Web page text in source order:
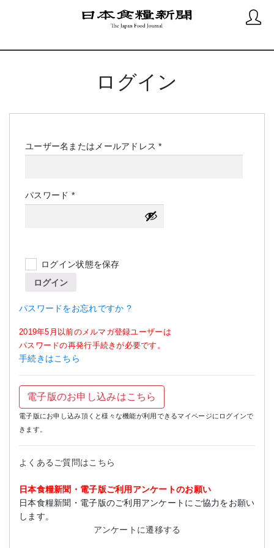
ログイン
ユーザー名またはメールアドレス*必
パスワード *必
須
ログイン状態を保存
ログイン
パスワードをお忘れですか ?
2019年5月以前のメルマガ登録ユーザーは
パスワードの再発行手続きが必要です。
手続きはこちら
電子版のお申し込みはこちら
電子版にお申し込み頂くと様々な機能が利用できるマイページにログインで
きます。
よくあるご質問はこちら
日本食糧新聞・電子版ご利用アンケートのお願い
日本食糧新聞・電子版のご利用アンケートにご協力をお願い
します。
アンケートに遷移する